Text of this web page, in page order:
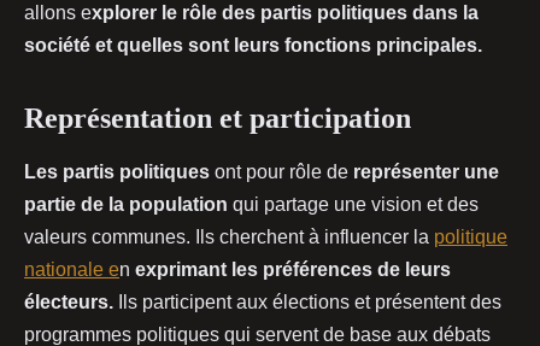
allons explorer le rôle des partis politiques dans la
société et quelles sont leurs fonctions principales.
Représentation et participation
Les partis politiques ont pour rôle de représenter une
partie de la population qui partage une vision et des
valeurs communes. Ils cherchent à influencer la politique
nationale en exprimant les préférences de leurs
électeurs. Ils participent aux élections et présentent des
programmes politiques qui servent de base aux débats